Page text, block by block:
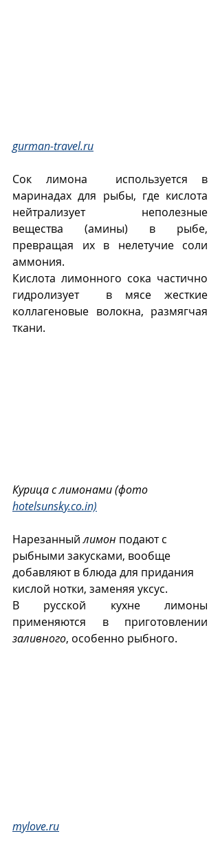
gurman-travel.ru
Сок лимона  используется в
маринадах для рыбы, где кислота
нейтрализует  неполезные
вещества (амины) в рыбе,
превращая их в нелетучие соли
аммония.
Кислота лимонного сока частично
гидролизует  в мясе жесткие
коллагеновые волокна, размягчая
ткани.
Курица с лимонами (фото
hotelsunsky.co.in)
Нарезанный лимон подают с
рыбными закусками, вообще
добавляют в блюда для придания
кислой нотки, заменяя уксус.
В русской кухне лимоны
заливного, особенно рыбного.
mylove.ru